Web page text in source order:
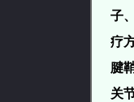
子
疗
腱
关